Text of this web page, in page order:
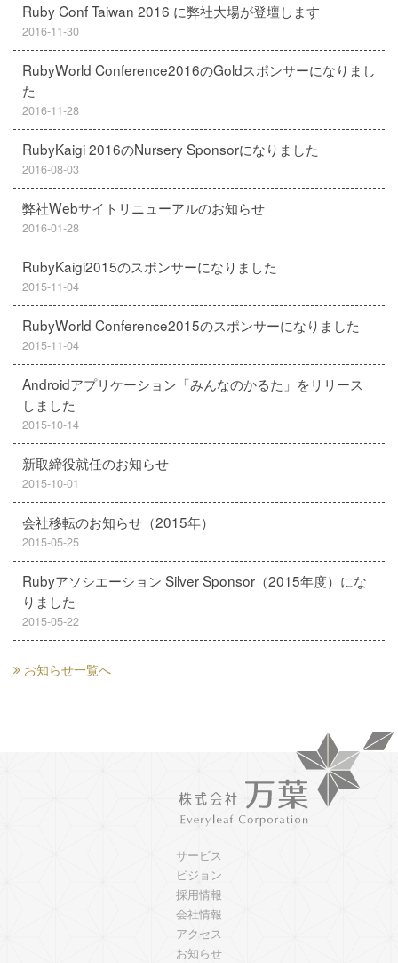
Ruby Conf Taiwan 2016 に弊社大場が登壇します
2016-11-30
RubyWorld Conference2016のGoldスポンサーになりまし
た
2016-11-28
RubyKaigi 2016のNursery Sponsorになりました
2016-08-03
弊社Webサイトリニューアルのお知らせ
2016-01-28
RubyKaigi2015のスポンサーになりました
2015-11-04
RubyWorld Conference2015のスポンサーになりました
2015-11-04
Androidアプリケーション「みんなのかるた」をリリース
しました
2015-10-14
新取締役就任のお知らせ
2015-10-01
会社移転のお知らせ（2015年）
2015-05-25
Rubyアソシエーション Silver Sponsor（2015年度）にな
りました
2015-05-22
お知らせ一覧へ
サービス
ビジョン
採用情報
会社情報
アクセス
お知らせ